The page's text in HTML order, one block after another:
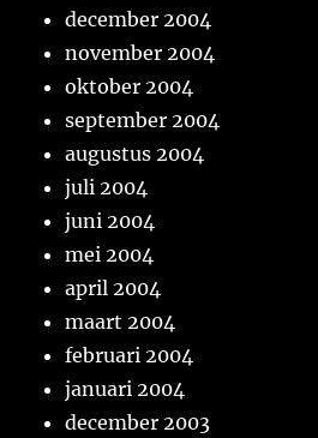
december 2004
november 2004
oktober 2004
september 2004
augustus 2004
juli 2004
juni 2004
mei 2004
april 2004
maart 2004
februari 2004
januari 2004
december 2003